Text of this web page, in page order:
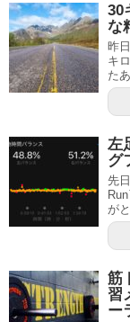
30
な
昨
キ
た
左
グ
先
が
筋
習
ー